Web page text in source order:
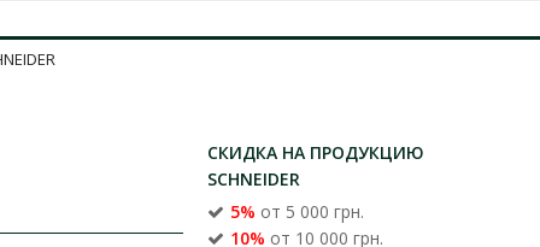
СКИДКА НА ПРОДУКЦИЮ
SCHNEIDER
5% от 5 000 грн.
10% от 10 000 грн.